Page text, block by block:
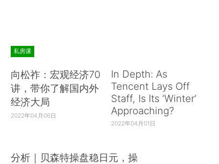
私房课
向松祚：宏观经济70
讲，带你了解国内外
经济大局
2022年04月06日
In Depth: As
Tencent Lays Off
Staff, Is Its ‘Winter’
Approaching?
2022年04月01日
分析｜贝森特操盘稳日元，操